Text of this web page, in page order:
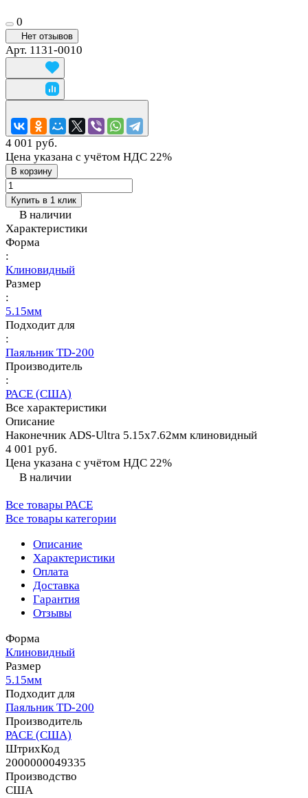
0
Нет отзывов
Арт. 1131-0010
4 001 руб.
Цена указана с учётом НДС 22%
В корзину
Купить в 1 клик
В наличии
Характеристики
Форма
:
Клиновидный
Размер
:
5.15мм
Подходит для
:
Паяльник TD-200
Производитель
:
PACE (США)
Все характеристики
Описание
Наконечник ADS-Ultra 5.15х7.62мм клиновидный
4 001 руб.
Цена указана с учётом НДС 22%
В наличии
Все товары PACE
Все товары категории
Описание
Характеристики
Оплата
Доставка
Гарантия
Отзывы
Форма
Клиновидный
Размер
5.15мм
Подходит для
Паяльник TD-200
Производитель
PACE (США)
ШтрихКод
2000000049335
Производство
США